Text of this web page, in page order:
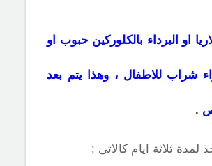
او البرداء بالكلوركين حبوب او
شراب للاطفال ، وهذا يتم بعد
.
لمدة ثلاثة ايام كالاتى :